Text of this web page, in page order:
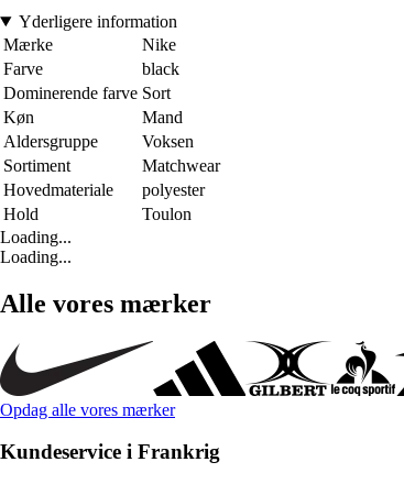
Yderligere information
Mærke
Nike
Farve
black
Dominerende farve Sort
Køn
Mand
Aldersgruppe
Voksen
Sortiment
Matchwear
Hovedmateriale
polyester
Hold
Toulon
Loading...
Loading...
Alle vores mærker
Opdag alle vores mærker
Kundeservice i Frankrig